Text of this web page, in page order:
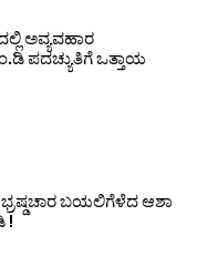
ಅವ್ಯವಹಾರ
ಪದಚ್ಯುತಿಗೆ ಒತ್ತಾಯ
ಬಯಲಿಗೆಳೆದ ಆಶಾ
!